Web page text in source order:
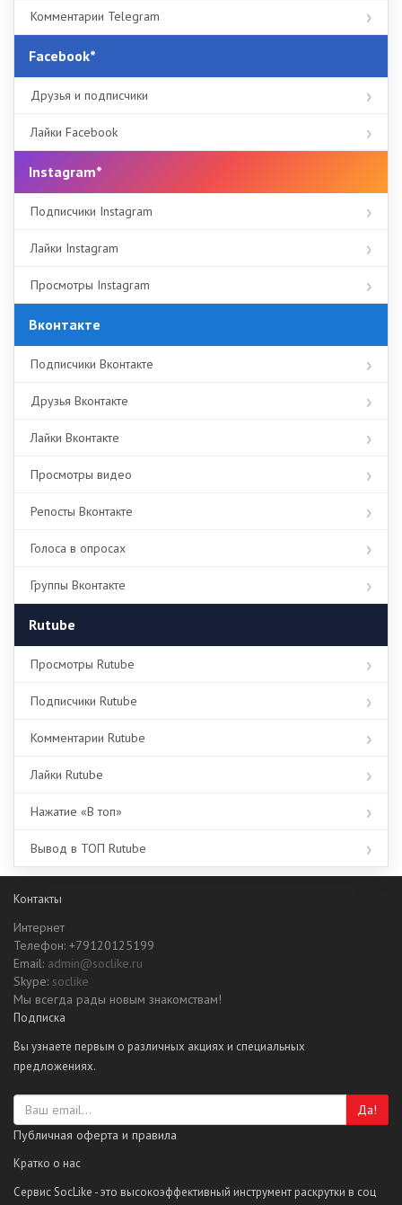
Комментарии Telegram
Facebook*
Друзья и подписчики
Лайки Facebook
Instagram*
Подписчики Instagram
Лайки Instagram
Просмотры Instagram
Вконтакте
Подписчики Вконтакте
Друзья Вконтакте
Лайки Вконтакте
Просмотры видео
Репосты Вконтакте
Голоса в опросах
Группы Вконтакте
Rutube
Просмотры Rutube
Подписчики Rutube
Комментарии Rutube
Лайки Rutube
Нажатие «В топ»
Вывод в ТОП Rutube
Контакты
Интернет
Телефон: +79120125199
Email: admin@soclike.ru
Skype: soclike
Мы всегда рады новым знакомствам!
Подписка
Вы узнаете первым о различных акциях и специальных
предложениях.
Да!
Публичная оферта и правила
Кратко о нас
Сервис SocLike - это высокоэффективный инструмент раскрутки в соц